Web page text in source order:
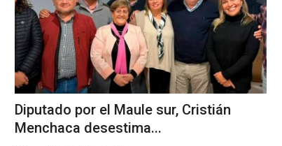
Diputado por el Maule sur, Cristián
Menchaca desestima...